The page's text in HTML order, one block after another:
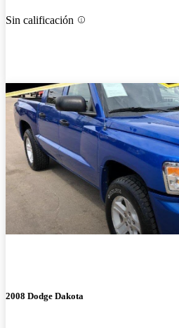
Sin calificación
2008 Dodge Dakota